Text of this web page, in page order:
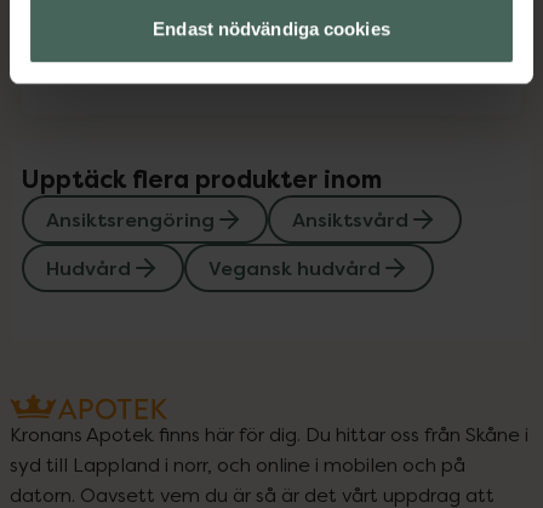
Endast nödvändiga cookies
Upptäck flera produkter inom
Ansiktsrengöring
Ansiktsvård
Hudvård
Vegansk hudvård
Kronans Apotek finns här för dig. Du hittar oss från Skåne i
syd till Lappland i norr, och online i mobilen och på
datorn. Oavsett vem du är så är det vårt uppdrag att